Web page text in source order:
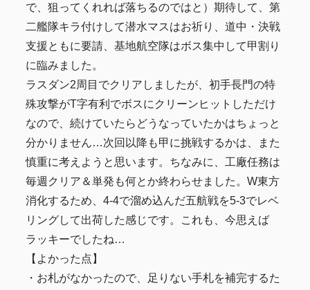
で、狙ってくれれば落ちるのではと）期待して、第
二艦隊キラ付けして潜水マスはお祈り、道中・決戦
支援ともに要請、基地航空隊はボス集中して甲割り
に臨みました。
ラスダン2周目でクリアしましたが、初手長門の特
殊攻撃がT字有利でボスにクリーンヒットしただけ
なので、続けていたらどうなっていたかはちょっと
分かりません…次回以降も甲に挑戦するかは、また
慎重に考えようと思います。ちなみに、工廠任務は
毎週クリア＆単発も何とか終わらせました。W東方
消化するため、4-4で溜め込んだ五航戦を5-3でレベ
リングして出荷した感じです。これも、今思えば
ラッキーでしたね…
【よかった点】
・お札がなかったので、足りない手札を補完するた